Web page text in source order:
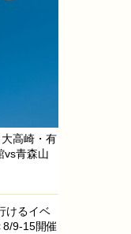
高崎・有
vs青森山
けるイベ
8/9-15開催